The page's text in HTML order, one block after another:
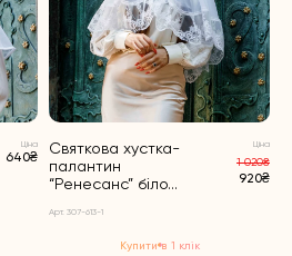
Ціна
640₴
Святкова хустка-
палантин
“Ренесанс” біло...
Арт. 307-613-1
Ціна
1 020₴
920₴
Купити в 1 клік